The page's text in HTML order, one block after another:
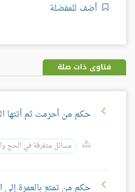
أضف للمفضلة
فتاوى ذات صلة
حكم من أحرمت ثم أتتها
مسائل متفرقة في الحج
حكم من تمتع بالعمرة إلى